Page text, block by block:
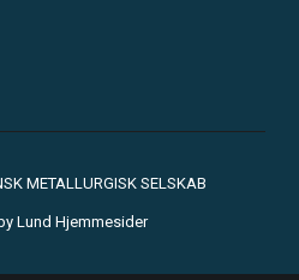
METALLURGISK SELSKAB
Lund Hjemmesider